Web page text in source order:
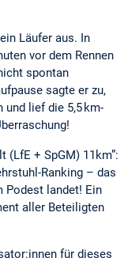
Läufer aus. In
vor dem Rennen
spontan
sagte er zu,
und lief die 5,5 km-
(LfE + SpGM) 11km”:
Ranking – das
Podest landet! Ein
aller Beteiligten
für dieses